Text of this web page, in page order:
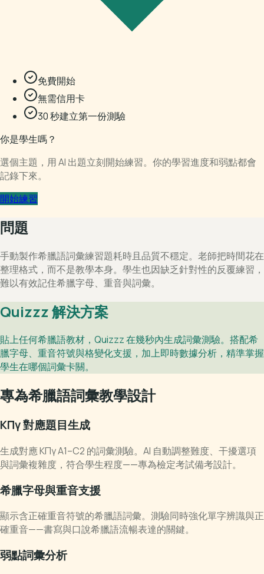
免費開始
無需信用卡
30 秒建立第一份測驗
你是學生嗎？
選個主題，用 AI 出題立刻開始練習。你的學習進度和弱點都會
記錄下來。
開始練習
問題
手動製作希臘語詞彙練習題耗時且品質不穩定。老師把時間花在
整理格式，而不是教學本身。學生也因缺乏針對性的反覆練習，
難以有效記住希臘字母、重音與詞彙。
Quizzz 解決方案
貼上任何希臘語教材，Quizzz 在幾秒內生成詞彙測驗。搭配希
臘字母、重音符號與格變化支援，加上即時數據分析，精準掌握
學生在哪個詞彙卡關。
專為希臘語詞彙教學設計
ΚΠγ 對應題目生成
生成對應 ΚΠγ A1–C2 的詞彙測驗。AI 自動調整難度、干擾選項
與詞彙複雜度，符合學生程度——專為檢定考試備考設計。
希臘字母與重音支援
顯示含正確重音符號的希臘語詞彙。測驗同時強化單字辨識與正
確重音——書寫與口說希臘語流暢表達的關鍵。
弱點詞彙分析